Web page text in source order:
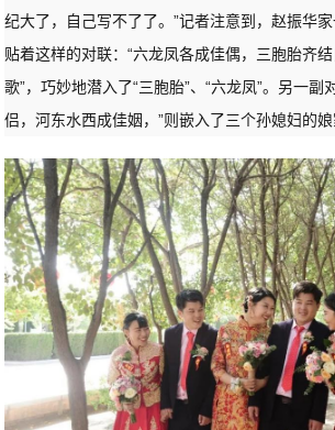
纪大了，自己写不了了。”记者注意到，赵振华
贴着这样的对联：“六龙凤各成佳偶，三胞胎齐
歌”，巧妙地潜入了“三胞胎”、“六龙凤”。另一副
侣，河东水西成佳姻，”则嵌入了三个孙媳妇的娘